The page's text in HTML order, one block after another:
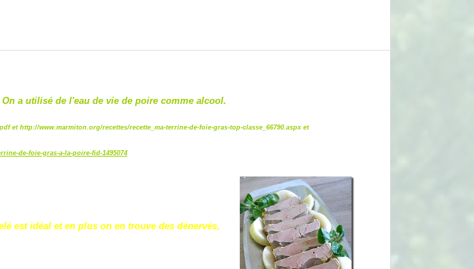
a utilisé de l'eau de vie de poire comme alcool.
et http://www.marmiton.org/recettes/recette_ma-terrine-de-foie-gras-top-classe_66790.aspx et
de-foie-gras-a-la-poire-fid-1495074
est idéal et en plus on en trouve des dénervés,